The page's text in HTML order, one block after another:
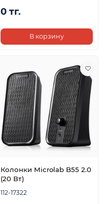
0 тг.
В корзину
Колонки Microlab B55 2.0
(20 Вт)
112-17322